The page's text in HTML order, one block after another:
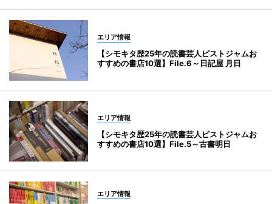
エリア情報
【シモキタ歴25年の読書芸人ピストジャムお
すすめの書店10選】File.6～日記屋 月日
エリア情報
【シモキタ歴25年の読書芸人ピストジャムお
すすめの書店10選】File.5～古書明日
エリア情報